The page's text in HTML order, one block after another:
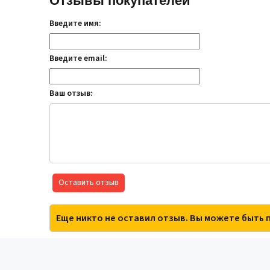
Введите имя:
Введите email:
Ваш отзыв:
Оставить отзыв
Еще никто не оставил отзыв. Вы можете быть